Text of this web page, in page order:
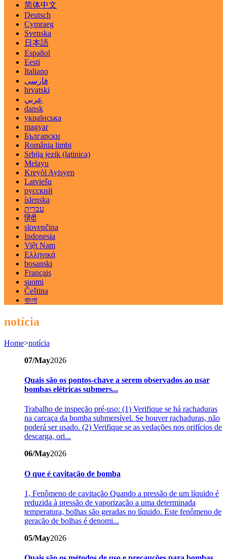
简体中文
Deutsch
Cymraeg
Svenska
日本語
Español
Eesti
Italiano
فارسی
hrvatski
عربي
dansk
українська
magyar
Български
România limbi
Srbija jezik (latinica)
Melayu
Kreyòl Ayisyen
Latviešu
русский
íslenska
עברית
हिंदी
slovenčina
Indonesia
Việt Nam
Ελληνικά
bosanski
Français
suomi
Čeština
বাংলা
notícia
Home>notícia
07/May2026
Quais são os pontos-chave a serem observados ao usar
bombas elétricas submers...
Trabalho de inspeção pré-uso: (1) Verifique se há rachaduras
na carcaça da bomba submersível. Se houver rachaduras, não
poderá ser usado. (2) Verifique se as vedações nos orifícios de
descarga, ori...
06/May2026
O que é cavitação de bomba
1, Fenômeno de cavitação Quando a pressão de um líquido é
reduzida à pressão de vaporização a uma determinada
temperatura, bolhas são geradas no líquido. Este fenômeno de
geração de bolhas é denomi...
05/May2026